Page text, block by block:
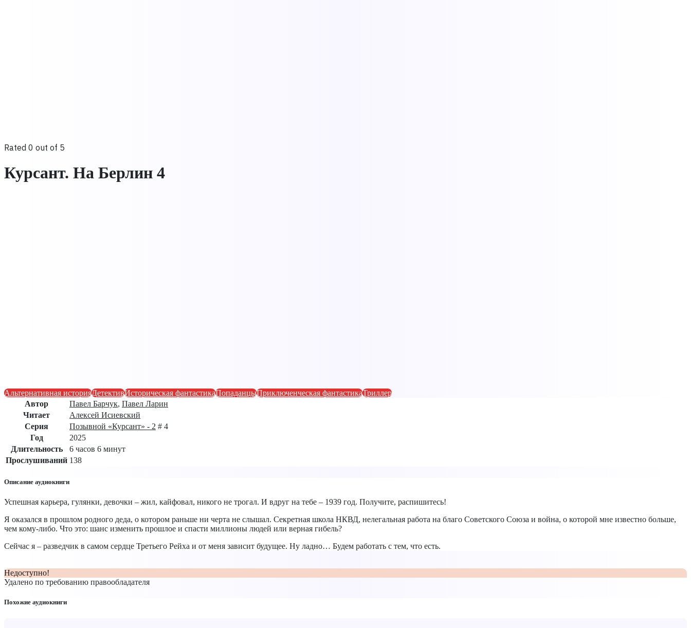
Rated 0 out of 5
Курсант. На Берлин 4
Альтернативная историяДетективИсторическая фантастикаПопаданцыПриключенческая фантастикаТриллер
Автор
Павел Барчук, Павел Ларин
Читает
Алексей Исиевский
Серия
Позывной «Курсант» - 2 # 4
Год
2025
Длительность
6 часов 6 минут
Прослушиваний 138
Описание аудиокниги
Успешная карьера, гулянки, девочки – жил, кайфовал, никого не трогал. И вдруг на тебе – 1939 год. Получите, распишитесь!
Я оказался в прошлом родного деда, о котором раньше ни черта не слышал. Секретная школа НКВД, нелегальная работа на благо Советского Союза и война, о которой мне известно больше,
чем кому-либо. Что это: шанс изменить прошлое и спасти миллионы людей или верная гибель?
Сейчас я – разведчик в самом сердце Третьего Рейха и от меня зависит будущее. Ну ладно… Будем работать с тем, что есть.
Недоступно!
Удалено по требованию правообладателя
Похожие аудиокниги